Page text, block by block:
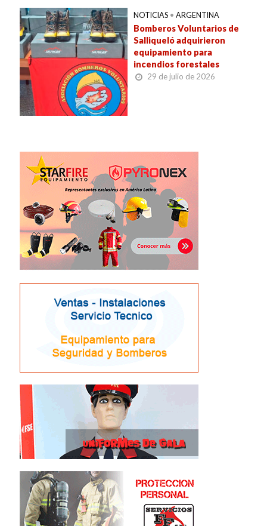
NOTICIAS • ARGENTINA
Bomberos Voluntarios de
Salliqueló adquirieron
equipamiento para
incendios forestales
29 de julio de 2026